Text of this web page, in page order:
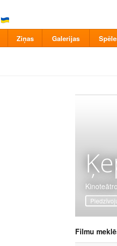
Ziņas Galerijas
Filmu